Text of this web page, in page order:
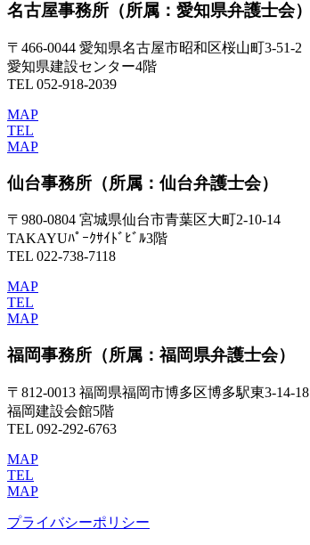
名古屋事務所 （所属：愛知県弁護士会）
〒466-0044 愛知県名古屋市昭和区桜山町3-51-2
愛知県建設センター4階
TEL 052-918-2039
MAP
TEL
MAP
仙台事務所 （所属：仙台弁護士会）
〒980-0804 宮城県仙台市青葉区大町2-10-14
TAKAYUﾊﾟｰｸｻｲﾄﾞﾋﾞﾙ3階
TEL 022-738-7118
MAP
TEL
MAP
福岡事務所 （所属：福岡県弁護士会）
〒812-0013 福岡県福岡市博多区博多駅東3-14-18
福岡建設会館5階
TEL 092-292-6763
MAP
TEL
MAP
プライバシーポリシー